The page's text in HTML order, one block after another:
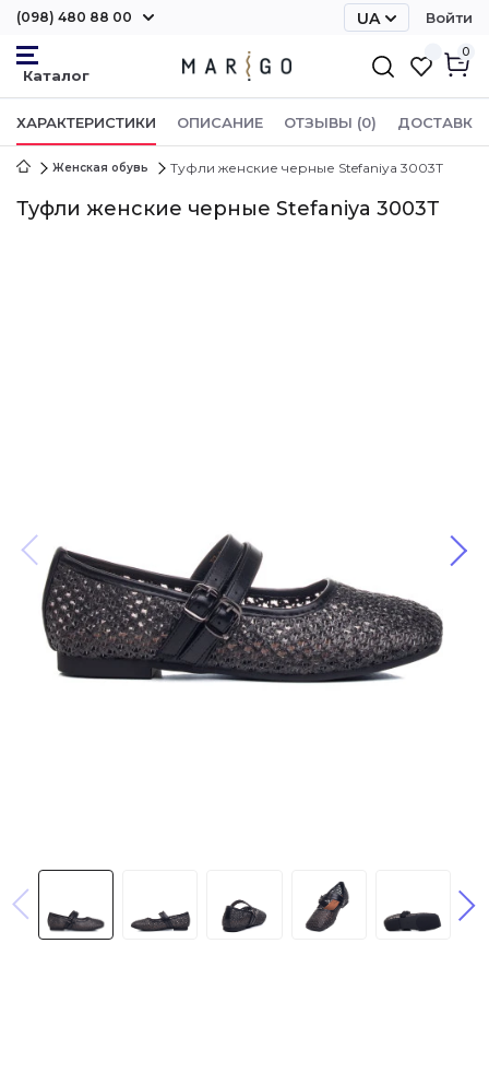
(098) 480 88 00 UA Войти
0
ХАРАКТЕРИСТИКИ ОПИСАНИЕ ОТЗЫВЫ (0) ДОСТАВКА
Женская обувь Туфли женские черные Stefaniya 3003Т
Туфли женские черные Stefaniya 3003Т